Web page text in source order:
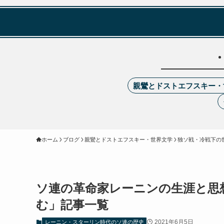
親鸞とドストエフスキー
ホーム ブログ 親鸞とドストエフスキー・世界文学 独ソ戦・冷戦下の
ソ連の革命家レーニンの生涯と
む」記事一覧
レーニン・スターリン時代のソ連の歴史 2021年6月5日